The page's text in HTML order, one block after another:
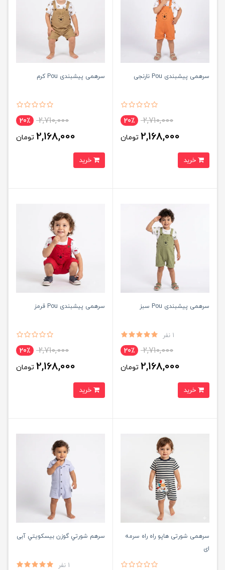
سرهمی پیشبندی Pou نارنجی
2,710,000 20٪
2,168,000 تومان
سرهمی پیشبندی Pou کرم
2,710,000 20٪
2,168,000 تومان
سرهمی پیشبندی Pou سبز
1 نفر
2,710,000 20٪
2,168,000 تومان
سرهمی پیشبندی Pou قرمز
2,710,000 20٪
2,168,000 تومان
سرهمی شورتی هاپو راه راه سرمه
ای
سرهم شورتي گوزن بيسكويتي آبی
1 نفر